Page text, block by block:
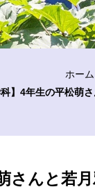
ホーム
科】4年生の平松萌
さんと若